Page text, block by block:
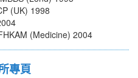
(UK) 1998
(Medicine) 2004
專頁